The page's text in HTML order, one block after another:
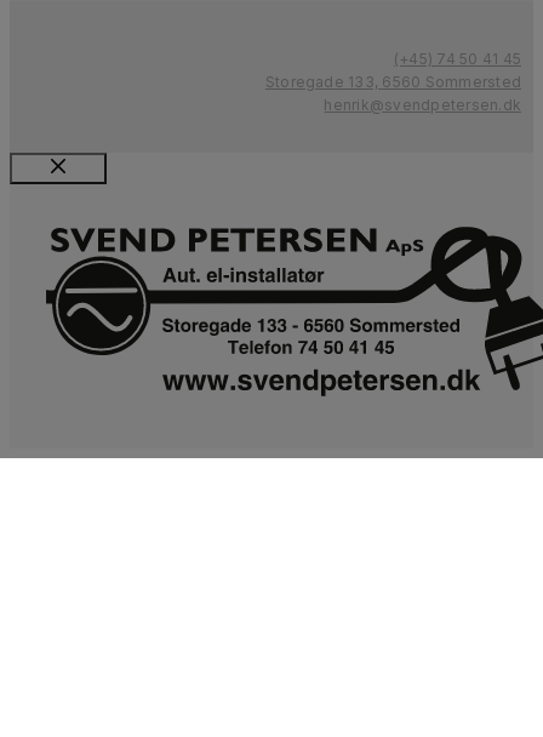
(+45) 74 50 41 45
Storegade 133, 6560 Sommersted
henrik@svendpetersen.dk
Luk